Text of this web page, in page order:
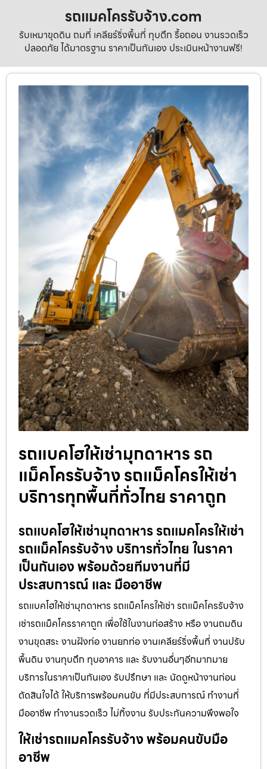
รถแมคโครรับจ้าง.com
รับเหมาขุดดิน ถมที่ เคลียร์ริ่งพื้นที่ ทุบตึก รื้อถอน งานรวดเร็ว
ปลอดภัย ได้มาตรฐาน ราคาเป็นกันเอง ประเมินหน้างานฟรี!
รถแบคโฮให้เช่ามุกดาหาร รถ
แม็คโครรับจ้าง รถแม็คโครให้เช่า
บริการทุกพื้นที่ทั่วไทย ราคาถูก
รถแบคโฮให้เช่ามุกดาหาร รถแมคโครให้เช่า
รถแม็คโครรับจ้าง บริการทั่วไทย ในราคา
เป็นกันเอง พร้อมด้วยทีมงานที่มี
ประสบการณ์ และ มืออาชีพ
รถแบคโฮให้เช่ามุกดาหาร รถแม็คโครให้เช่า รถแม็คโครรับจ้าง
เช่ารถแม็คโครราคาถูก เพื่อใช้ในงานก่อสร้าง หรือ งานถมดิน
งานขุดสระ งานฝังท่อ งานยกท่อ งานเคลียร์ริ่งพื้นที่ งานปรับ
พื้นดิน งานทุบตึก ทุบอาคาร และ รับงานอื่นๆอีกมากมาย
บริการในราคาเป็นกันเอง รับปรึกษา และ นัดดูหน้างานก่อน
ตัดสินใจได้ ให้บริการพร้อมคนขับ ที่มีประสบการณ์ ทำงานที่
มืออาชีพ ทำงานรวดเร็ว ไม่ทิ้งงาน รับประกันความพึงพอใจ
ให้เช่ารถแมคโครรับจ้าง พร้อมคนขับมือ
อาชีพ